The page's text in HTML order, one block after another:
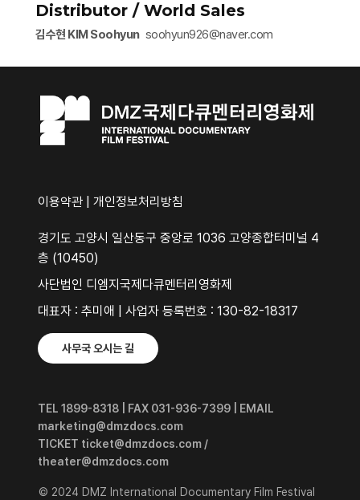
Distributor / World Sales
김수현 KIM Soohyunsoohyun926@naver.com
이용약관 개인정보처리방침
경기도 고양시 일산동구 중앙로 1036 고양종합터미널 4
층 (10450)
사단법인 디엠지국제다큐멘터리영화제
대표자 : 추미애 | 사업자 등록번호 : 130-82-18317
사무국 오시는 길
TEL 1899-8318 | FAX 031-936-7399 | EMAIL
marketing@dmzdocs.com
TICKET ticket@dmzdocs.com /
theater@dmzdocs.com
© 2024 DMZ International Documentary Film Festival